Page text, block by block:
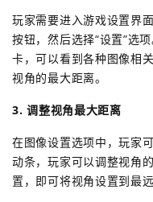
玩家需要进入游戏设置界
按钮，然后选择“设置”选
卡，可以看到各种图像相
视角的最大距离。
3. 调整视角最大距离
在图像设置选项中，玩家
动条，玩家可以调整视角
置，即可将视角设置到最远